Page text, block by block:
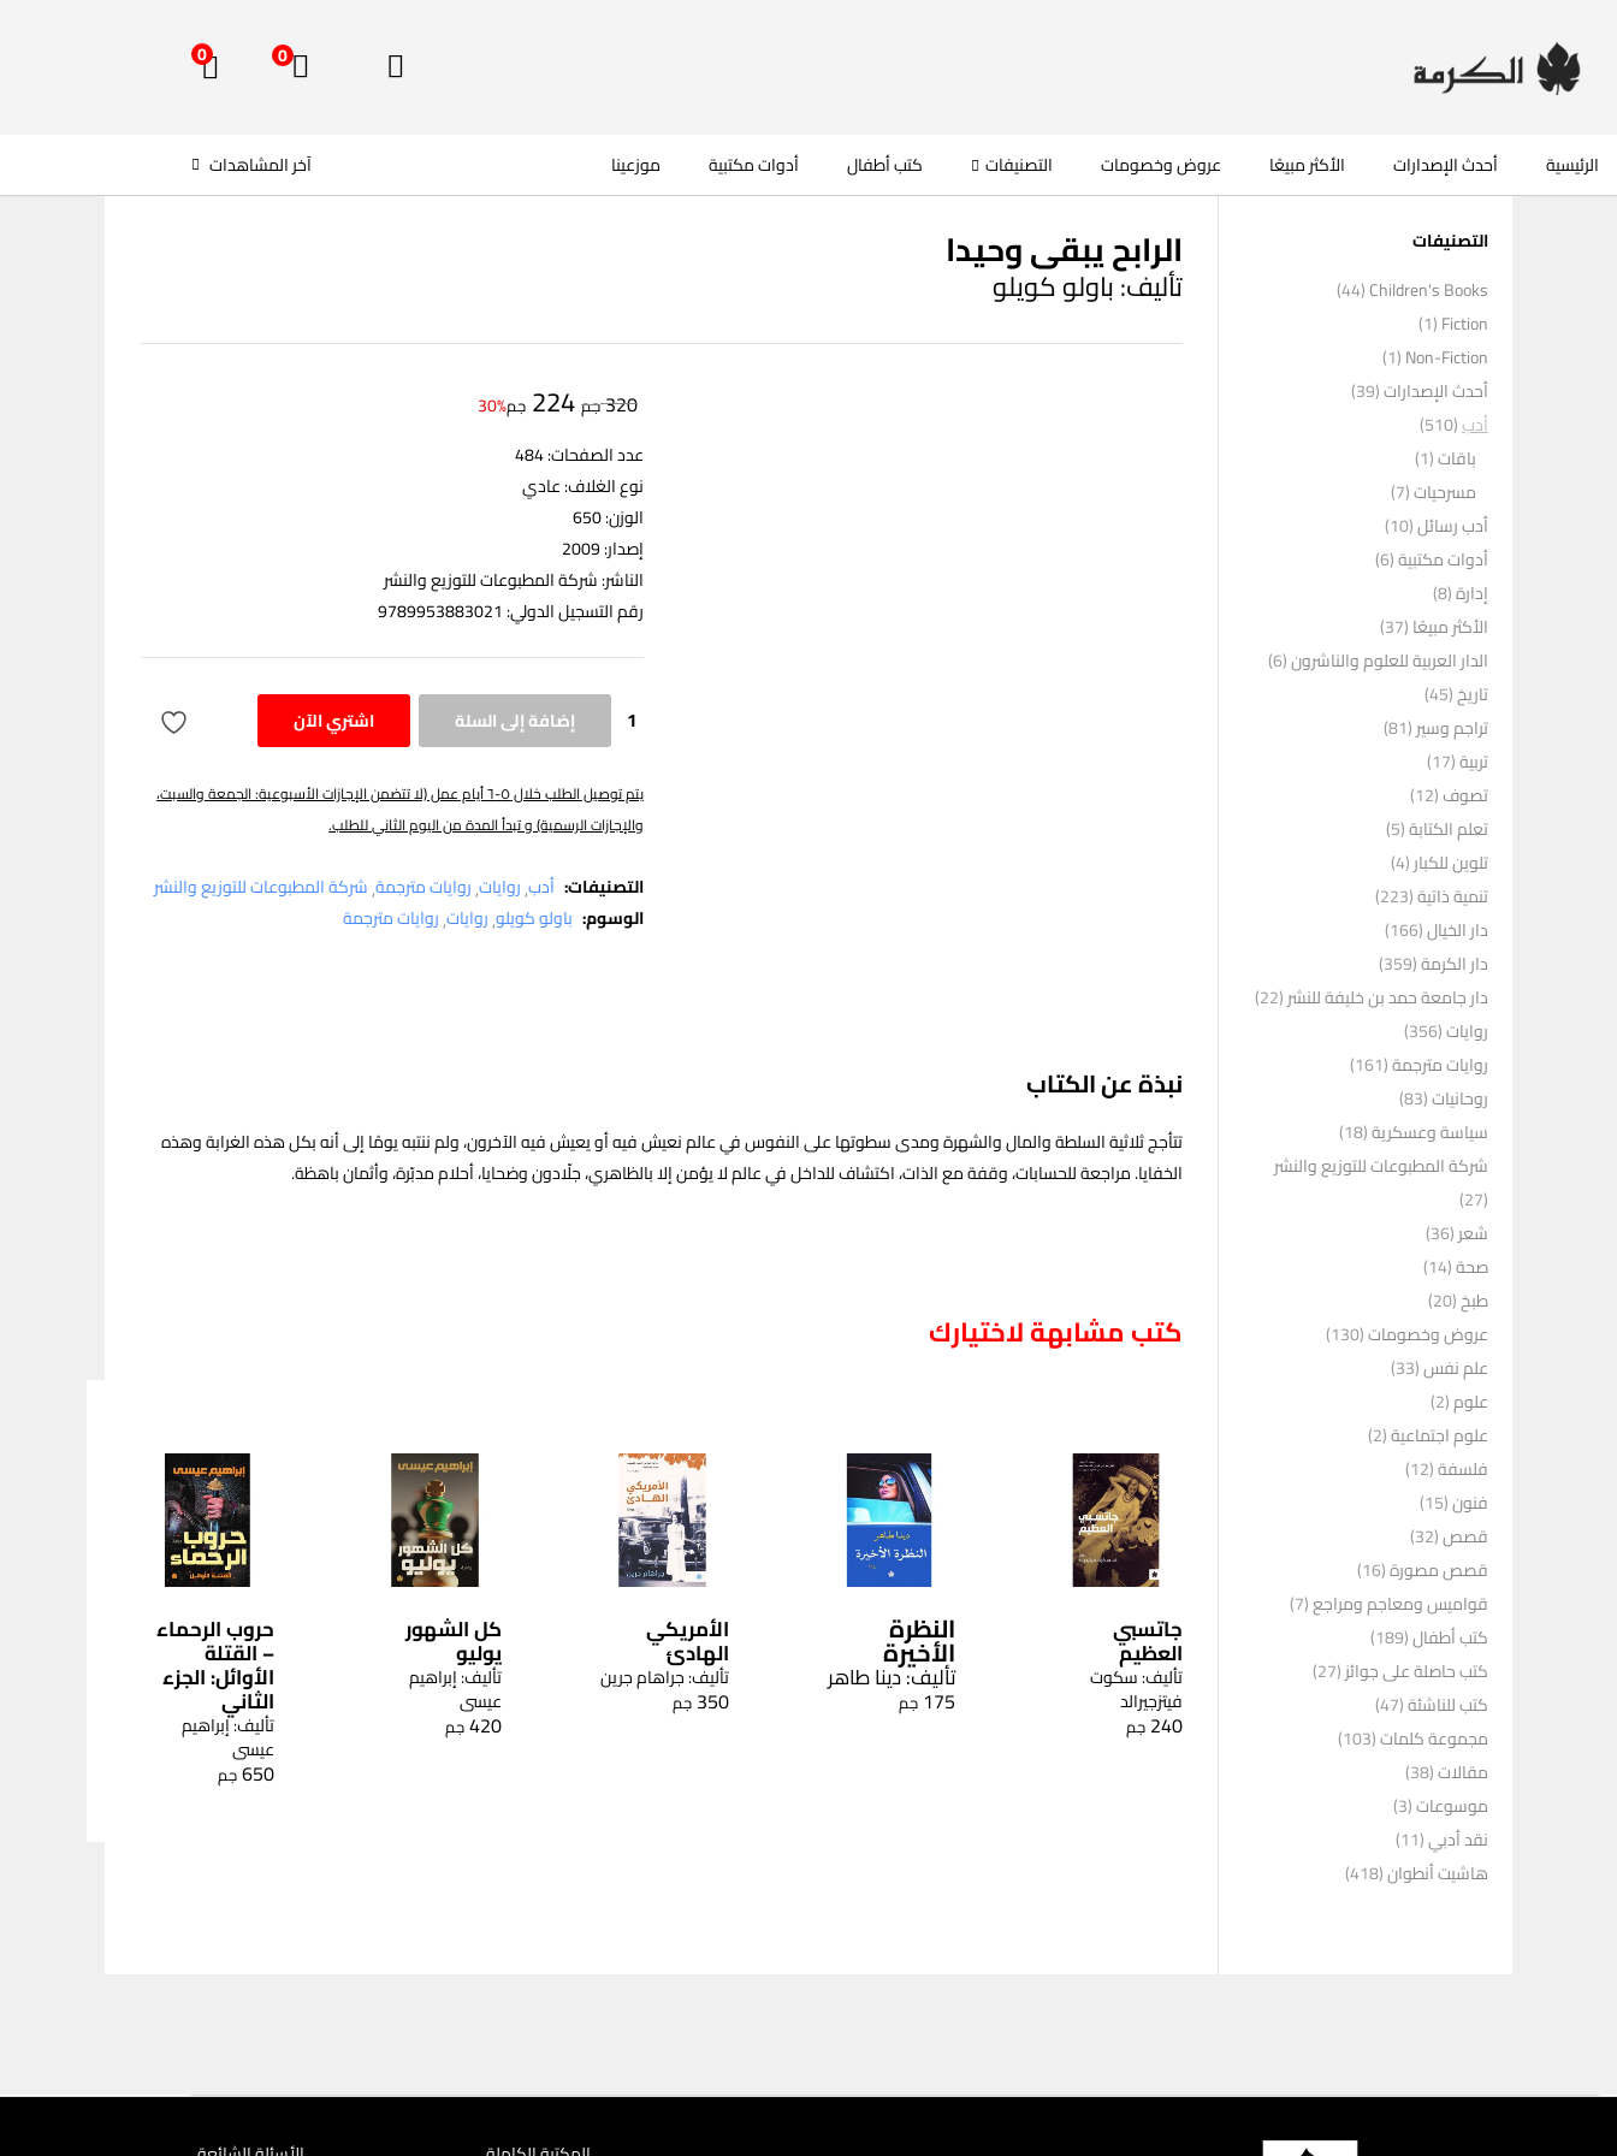
0
0
الرئيسية أحدث الإصدارات الأكثر مبيعًا عروض وخصومات التصنيفات كتب أطفال أدوات مكتبية موزعينا آخر المشاهدات
التصنيفات
Children's Books
(44)
Fiction
(1)
Non-Fiction
(1)
أحدث الإصدارات(39)
أدب(510)
باقات(1)
مسرحيات(7)
أدب رسائل(10)
أدوات مكتبية(6)
إدارة(8)
الأكثر مبيعًا(37)
الدار العربية للعلوم والناشرون(6)
تاريخ(45)
تراجم وسير(81)
تربية(17)
تصوف(12)
تعلم الكتابة(5)
تلوين للكبار(4)
تنمية ذاتية(223)
دار الخيال(166)
دار الكرمة(359)
دار جامعة حمد بن خليفة للنشر(22)
روايات(356)
روايات مترجمة(161)
روحانيات(83)
سياسة وعسكرية(18)
شركة المطبوعات للتوزيع والنشر
(27)
شعر(36)
صحة(14)
طبخ(20)
عروض وخصومات(130)
علم نفس(33)
علوم(2)
علوم اجتماعية(2)
فلسفة(12)
فنون(15)
قصص(32)
قصص مصورة(16)
قواميس ومعاجم ومراجع(7)
كتب أطفال(189)
كتب حاصلة على جوائز(27)
كتب للناشئة(47)
مجموعة كلمات(103)
مقالات(38)
موسوعات(3)
نقد أدبي(11)
هاشيت أنطوان(418)
الرابح يبقى وحيدا
تأليف: باولو كويلو
320جم 224 جم30%
عدد الصفحات: 484
نوع الغلاف: عادي
الوزن: 650
إصدار: 2009
الناشر: شركة المطبوعات للتوزيع والنشر
رقم التسجيل الدولي: 9789953883021
إضافة إلى السلة اشتري الآن
يتم توصيل الطلب خلال ٥-٦ أيام عمل (لا تتضمن الإجازات الأسبوعية: الجمعة والسبت،
والإجازات الرسمية) و تبدأ المدة من اليوم الثاني للطلب.
التصنيفات: أدب روايات روايات مترجمة شركة المطبوعات للتوزيع والنشر
الوسوم: باولو كويلو روايات روايات مترجمة
نبذة عن الكتاب
تتأجج ثلاثية السلطة والمال والشهرة ومدى سطوتها على النفوس في عالم نعيش فيه أو يعيش فيه الآخرون، ولم ننتبه يومًا إلى أنه بكل هذه الغرابة وهذه
الخفايا. مراجعة للحسابات، وقفة مع الذات، اكتشاف للداخل في عالم لا يؤمن إلا بالظاهري، جلّادون وضحايا، أحلام مدبّرة، وأثمان باهظة.
كتب مشابهة لاختيارك
جاتسبي
العظيم
تأليف: سكوت
فيتزجيرالد
240 جم
النظرة
الأخيرة
تأليف: دينا طاهر
175 جم
الأمريكي
الهادئ
تأليف: جراهام جرين
350 جم
كل الشهور
يوليو
تأليف: إبراهيم
عيسى
420جم
حروب الرحماء
– القتلة
الأوائل: الجزء
الثاني
تأليف: إبراهيم
عيسى
650جم